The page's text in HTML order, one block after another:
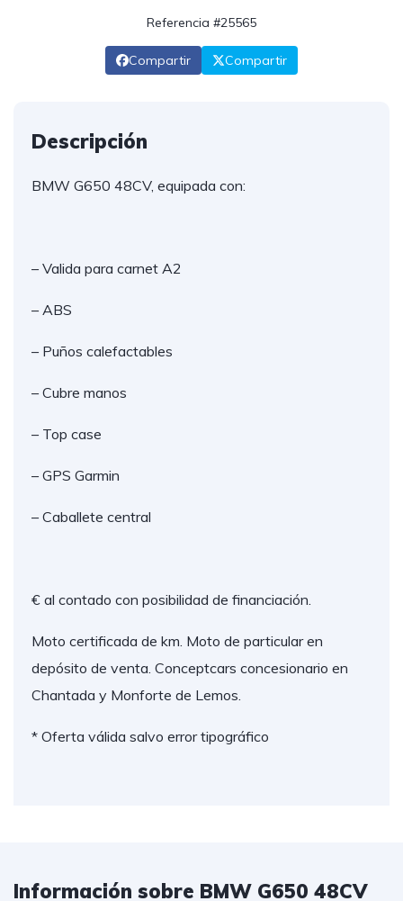
Referencia #25565
Compartir Compartir
Descripción
BMW G650 48CV, equipada con:
– Valida para carnet A2
– ABS
– Puños calefactables
– Cubre manos
– Top case
– GPS Garmin
– Caballete central
€ al contado con posibilidad de financiación.
Moto certificada de km. Moto de particular en
depósito de venta. Conceptcars concesionario en
Chantada y Monforte de Lemos.
* Oferta válida salvo error tipográfico
Información sobre BMW G650 48CV